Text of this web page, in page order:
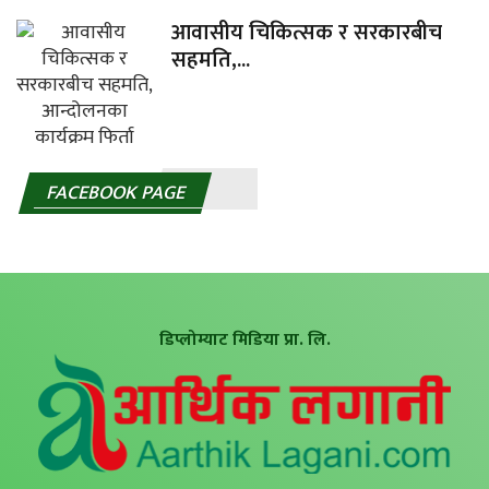
आवासीय चिकित्सक र सरकारबीच
सहमति,...
FACEBOOK PAGE
डिप्लोम्याट मिडिया प्रा. लि.